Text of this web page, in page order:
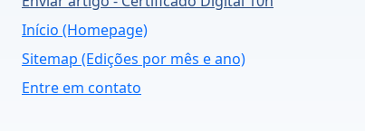
Início (Homepage)
Sitemap (Edições por mês e ano)
Entre em contato